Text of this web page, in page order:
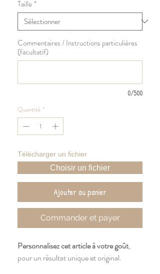
Taille*
Commentaires / Instructions particulières
(facultatif)
0/500
Quantité *
Télécharger un fichier
Choisir un fichier
Ajouter au panier
Commander et payer
Personnalisez cet article à votre goût,
pour un résultat unique et original.